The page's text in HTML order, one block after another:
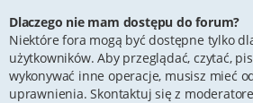
Dlaczego nie mam dostępu do forum?
Niektóre fora mogą być dostępne tylko
użytkowników. Aby przeglądać, czytać,
wykonywać inne operacje, musisz mieć
uprawnienia. Skontaktuj się z